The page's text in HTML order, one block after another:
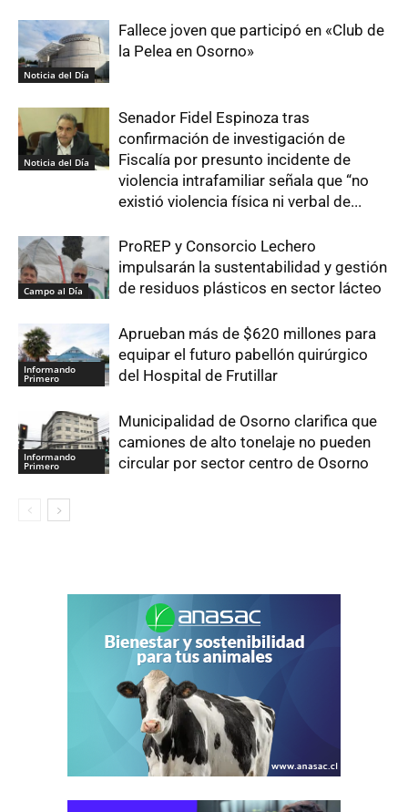
Noticia del Día
Fallece joven que participó en «Club de
la Pelea en Osorno»
Noticia del Día
Senador Fidel Espinoza tras
confirmación de investigación de
Fiscalía por presunto incidente de
violencia intrafamiliar señala que “no
existió violencia física ni verbal de...
Campo al Día
ProREP y Consorcio Lechero
impulsarán la sustentabilidad y gestión
de residuos plásticos en sector lácteo
Informando
Primero
Aprueban más de $620 millones para
equipar el futuro pabellón quirúrgico
del Hospital de Frutillar
Informando
Primero
Municipalidad de Osorno clarifica que
camiones de alto tonelaje no pueden
circular por sector centro de Osorno